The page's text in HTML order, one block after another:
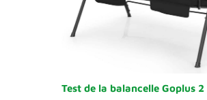
Test de la balancelle Goplus 2